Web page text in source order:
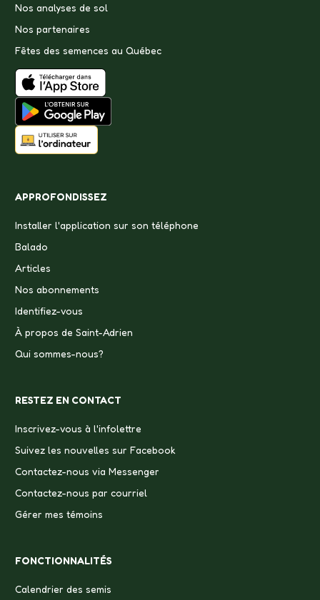
Nos analyses de sol
Nos partenaires
Fêtes des semences au Québec
APPROFONDISSEZ
Installer l'application sur son téléphone
Balado
Articles
Nos abonnements
Identifiez-vous
À propos de Saint-Adrien
Qui sommes-nous?
RESTEZ EN CONTACT
Inscrivez-vous à l'infolettre
Suivez les nouvelles sur Facebook
Contactez-nous via Messenger
Contactez-nous par courriel
Gérer mes témoins
FONCTIONNALITÉS
Calendrier des semis